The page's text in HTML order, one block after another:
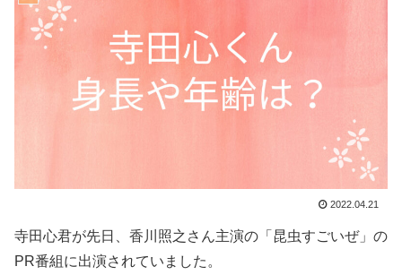
2022.04.21
寺田心君が先日、香川照之さん主演の「昆虫すごいぜ」の
PR番組に出演されていました。